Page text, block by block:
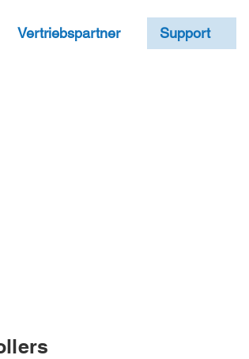
Vertriebspartner Support